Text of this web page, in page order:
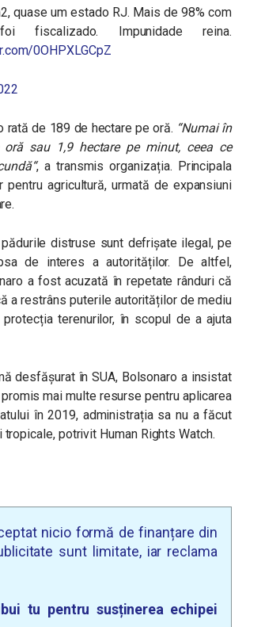
quase um estado RJ. Mais de 98% com
Impunidade reina.
0OHPXLGCpZ
de 189 de hectare pe oră. “Numai în
sau 1,9 hectare pe minut, ceea ce
“, a transmis organizația. Principala
agricultură, urmată de expansiuni
distruse sunt defrișate ilegal, pe
de interes a autorităților. De altfel,
a fost acuzată în repetate rânduri că
a restrâns puterile autorităților de mediu
terenurilor, în scopul de a ajuta
desfășurat în SUA, Bolsonaro a insistat
mai multe resurse pentru aplicarea
în 2019, administrația sa nu a făcut
potrivit Human Rights Watch.
nicio formă de finanțare din
sunt limitate, iar reclama
tu pentru susținerea echipei